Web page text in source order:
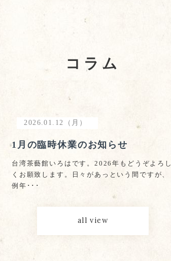
コラム
2026.01.12（月）
1月の臨時休業のお知らせ
台湾茶藝館いろはです。2026年もどうぞよろし
くお願致します。日々があっという間ですが、
例年･･･
all view